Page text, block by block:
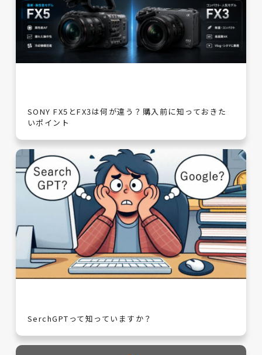
SONY FX5とFX3は何が違う？購入前に知っておきた
いポイント
SerchGPTって知っていますか？